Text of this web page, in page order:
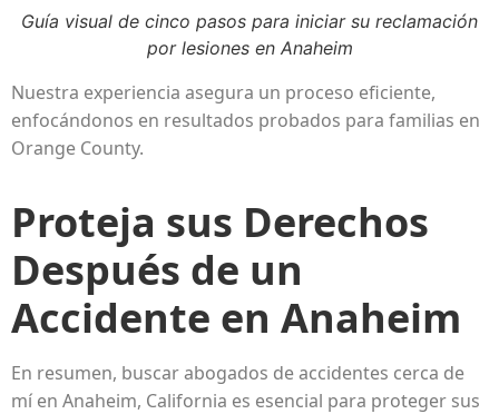
Guía visual de cinco pasos para iniciar su reclamación
por lesiones en Anaheim
Nuestra experiencia asegura un proceso eficiente,
enfocándonos en resultados probados para familias en
Orange County.
Proteja sus Derechos
Después de un
Accidente en Anaheim
En resumen, buscar abogados de accidentes cerca de
mí en Anaheim, California es esencial para proteger sus